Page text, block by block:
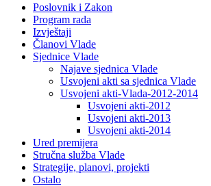
Poslovnik i Zakon
Program rada
Izvještaji
Članovi Vlade
Sjednice Vlade
Najave sjednica Vlade
Usvojeni akti sa sjednica Vlade
Usvojeni akti-Vlada-2012-2014
Usvojeni akti-2012
Usvojeni akti-2013
Usvojeni akti-2014
Ured premijera
Stručna služba Vlade
Strategije, planovi, projekti
Ostalo